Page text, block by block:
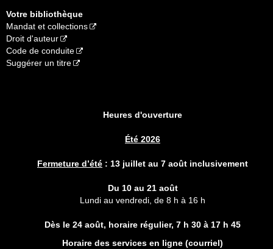
Votre bibliothèque
Mandat et collections
Droit d'auteur
Code de conduite
Suggérer un titre
Heures d'ouverture
Été 2026
Fermeture d’été : 13 juillet au 7 août inclusivement
Du 10 au 21 août
Lundi au vendredi, de 8 h à 16 h
Dès le 24 août, horaire régulier, 7 h 30 à 17 h 45
Horaire des services en ligne (courriel)